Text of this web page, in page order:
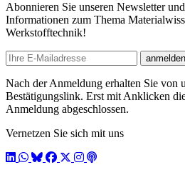
Abonnieren Sie unseren Newsletter
Informationen zum Thema
Werkstofftechnik!
E-mail
anmelden
Nach der Anmeldung erhalten Sie von
Bestätigungslink. Erst mit Anklicken
Anmeldung abgeschlossen.
Vernetzen Sie sich mit uns
LinkedIn
WhatsApp
BlueSky
Facebook
X / Twitter
Instagram
Podcast